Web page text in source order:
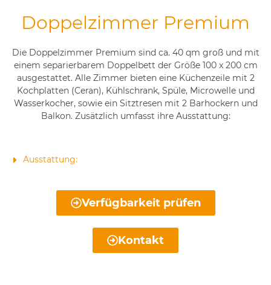
Doppelzimmer Premium
Die Doppelzimmer Premium sind ca. 40 qm groß und mit
einem separierbarem Doppelbett der Größe 100 x 200 cm
ausgestattet. Alle Zimmer bieten eine Küchenzeile mit 2
Kochplatten (Ceran), Kühlschrank, Spüle, Microwelle und
Wasserkocher, sowie ein Sitztresen mit 2 Barhockern und
Balkon. Zusätzlich umfasst ihre Ausstattung:
Ausstattung:
Verfügbarkeit prüfen
Kontakt